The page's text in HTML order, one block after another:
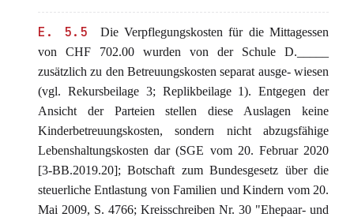
E. 5.5
Die Verpflegungskosten für die Mittagessen
von CHF 702.00 wurden von der Schule D._____
zusätzlich zu den Betreuungskosten separat ausge- wiesen
(vgl. Rekursbeilage 3; Replikbeilage 1). Entgegen der
Ansicht der Parteien stellen diese Auslagen keine
Kinderbetreuungskosten, sondern nicht abzugsfähige
Lebenshaltungskosten dar (SGE vom 20. Februar 2020
[3-BB.2019.20]; Botschaft zum Bundesgesetz über die
steuerliche Entlastung von Familien und Kindern vom 20.
Mai 2009, S. 4766; Kreisschreiben Nr. 30 "Ehepaar- und